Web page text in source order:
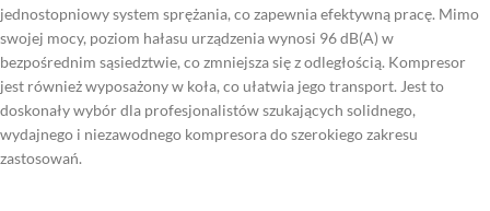
jednostopniowy system sprężania, co zapewnia efektywną pracę. Mimo
swojej mocy, poziom hałasu urządzenia wynosi 96 dB(A) w
bezpośrednim sąsiedztwie, co zmniejsza się z odległością. Kompresor
jest również wyposażony w koła, co ułatwia jego transport. Jest to
doskonały wybór dla profesjonalistów szukających solidnego,
wydajnego i niezawodnego kompresora do szerokiego zakresu
zastosowań.